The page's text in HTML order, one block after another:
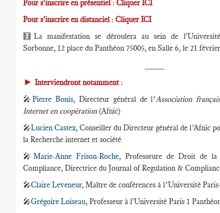
Pour s'inscrire en présentiel: Cliquer ICI
Pour s'inscrire en distanciel: Cliquer ICI
🧮 La manifestation se déroulera au sein de
Sorbonne, 12 place du Panthéon 75005, en Salle 6, le 21
► Interviendront notamment:
🎤Pierre Bonis, Directeur général de l’Association
Internet en coopération(Afnic)
🎤Lucien Castex, Conseiller du Directeur général de l’Afnic
la Recherche internet et société
🎤 Marie-Anne Frison-Roche, Professeure de Droit de
Compliance, Directrice du Journal of Regulation &
🎤Claire Leveneur, Maître de conférences à l’Université
🎤Grégoire Loiseau, Professeur à l'Université Paris 1